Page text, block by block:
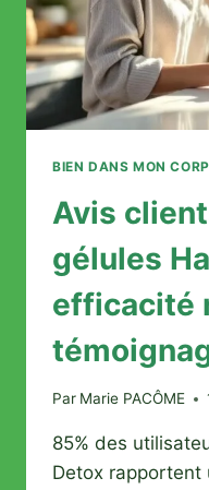
BIEN DANS MON
Avis
gélules
efficacité
Par Marie PACÔME
85% des
Detox rapportent